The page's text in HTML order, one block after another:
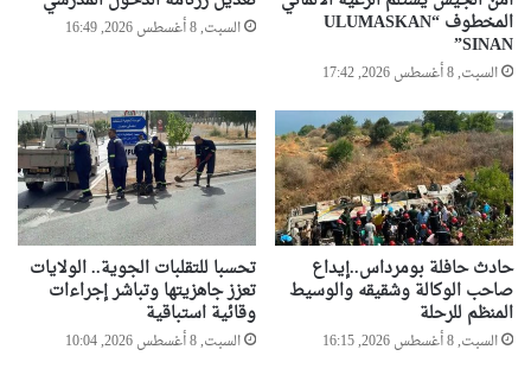
المخطوف “ULUMASKAN
SINAN”
السبت, 8 أغسطس 2026, 17:42
السبت, 8 أغسطس 2026, 16:49
حادث حافلة بومرداس..إيداع
صاحب الوكالة وشقيقه والوسيط
المنظم للرحلة
السبت, 8 أغسطس 2026, 16:15
تحسبا للتقلبات الجوية.. الولايات
تعزز جاهزيتها وتباشر إجراءات
وقائية استباقية
السبت, 8 أغسطس 2026, 10:04